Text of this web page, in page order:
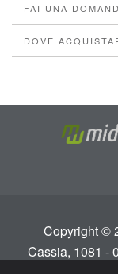
FAI UNA
DOVE
Copyright ©
Cassia, 1081 -